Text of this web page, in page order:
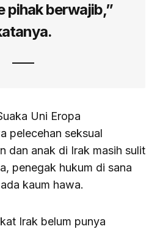
pihak berwajib,”
Uni Eropa
pelecehan seksual
dan anak di Irak masih sulit
penegak hukum di sana
kaum hawa.
Irak belum punya